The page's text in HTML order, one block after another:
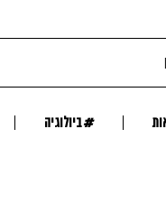
#ביולוגיה